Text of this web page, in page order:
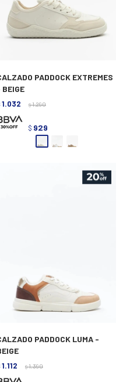
PADDOCK EXTREMES
BEIGE
1.032 $ 1.290
$ 929
PADDOCK LUMA -
1.112 $ 1.390